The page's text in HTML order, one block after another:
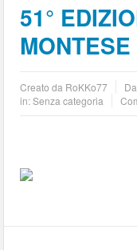
51°
Creato da RoKKo77
in: Senza categoria